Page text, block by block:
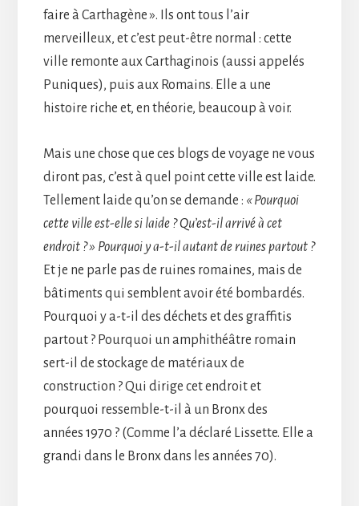
faire à Carthagène ». Ils ont tous l’air
merveilleux, et c’est peut-être normal : cette
ville remonte aux Carthaginois (aussi appelés
Puniques), puis aux Romains. Elle a une
histoire riche et, en théorie, beaucoup à voir.
Mais une chose que ces blogs de voyage ne vous
diront pas, c’est à quel point cette ville est laide.
Tellement laide qu’on se demande : « Pourquoi
cette ville est-elle si laide ? Qu’est-il arrivé à cet
endroit ? » Pourquoi y a-t-il autant de ruines partout ?
Et je ne parle pas de ruines romaines, mais de
bâtiments qui semblent avoir été bombardés.
Pourquoi y a-t-il des déchets et des graffitis
partout ? Pourquoi un amphithéâtre romain
sert-il de stockage de matériaux de
construction ? Qui dirige cet endroit et
pourquoi ressemble-t-il à un Bronx des
années 1970 ? (Comme l’a déclaré Lissette. Elle a
grandi dans le Bronx dans les années 70).